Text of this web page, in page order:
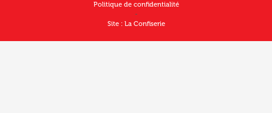
Politique de confidentialité
-
Site : La Confiserie